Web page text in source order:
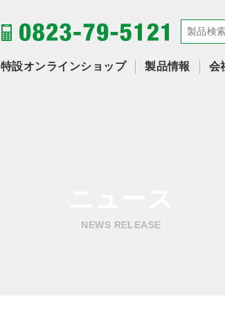
特設オンラインショップ 製品情報 会
NEWS RELEASE